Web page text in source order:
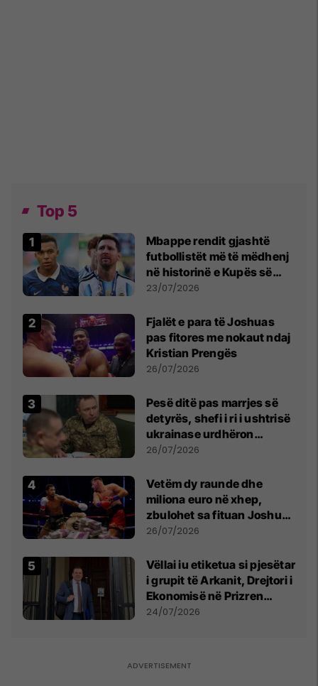
Top 5
Mbappe rendit gjashtë
futbollistët më të mëdhenj
në historinë e Kupës së
Botës, Messi mbetet i dyti
23/07/2026
Fjalët e para të Joshuas
pas fitores me nokaut ndaj
Kristian Prengës
26/07/2026
Pesë ditë pas marrjes së
detyrës, shefi i ri i ushtrisë
ukrainase urdhëron
kontroll të madh
26/07/2026
Vetëm dy raunde dhe
miliona euro në xhep,
zbulohet sa fituan Joshua
e Prenga
26/07/2026
Vëllai iu etiketua si pjesëtar
i grupit të Arkanit, Drejtori i
Ekonomisë në Prizren
mohon pretendimet
24/07/2026